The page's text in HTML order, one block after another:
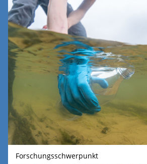
Forschungsschwerpunkt